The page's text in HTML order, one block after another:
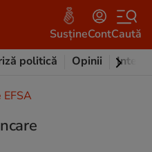
SusțineContCaută
politică Opinii